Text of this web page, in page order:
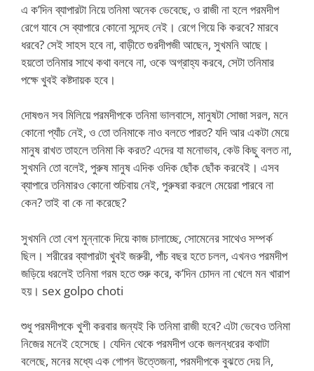
এ ক’দিন ব্যাপারটা নিয়ে তনিমা অনেক ভেবেছে, ও রাজী না হলে পরমদীপ
রেগে যাবে সে ব্যাপারে কোনো সন্দেহ নেই। রেগে গিয়ে কি করবে? মারবে
ধরবে? সেই সাহস হবে না, বাড়ীতে গুরদীপজী আছেন, সুখমনি আছে।
হয়তো তনিমার সাথে কথা বলবে না, ওকে অগ্রাহ্য করবে, সেটা তনিমার
পক্ষে খুবই কষ্টদায়ক হবে।
দোষগুন সব মিলিয়ে পরমদীপকে তনিমা ভালবাসে, মানুষটা সোজা সরল, মনে
কোনো প্যাঁচ নেই, ও তো তনিমাকে নাও বলতে পারত? যদি আর একটা মেয়ে
মানুষ রাখত তাহলে তনিমা কি করত? এদের যা মনোভাব, কেউ কিছু বলত না,
সুখমনি তো বলেই, পুরুষ মানুষ এদিক ওদিক ছোঁক ছোঁক করবেই। এসব
ব্যাপারে তনিমারও কোনো শুচিবায় নেই, পুরুষরা করলে মেয়েরা পারবে না
কেন? তাই বা কে না করেছে?
সুখমনি তো বেশ মুন্নাকে দিয়ে কাজ চালাচ্ছে, সোমেনের সাথেও সম্পর্ক
ছিল। শরীরের ব্যাপারটা খুবই জরুরী, পাঁচ বছর হতে চলল, এখনও পরমদীপ
জড়িয়ে ধরলেই তনিমা গরম হতে শুরু করে, ক’দিন চোদন না খেলে মন খারাপ
হয়। sex golpo choti
শুধু পরমদীপকে খুশী করবার জন্যই কি তনিমা রাজী হবে? এটা ভেবেও তনিমা
নিজের মনেই হেসেছে। যেদিন থেকে পরমদীপ ওকে জলন্ধরের কথাটা
বলেছে, মনের মধ্যে এক গোপন উত্তেজনা, পরমদীপকে বুঝতে দেয় নি,